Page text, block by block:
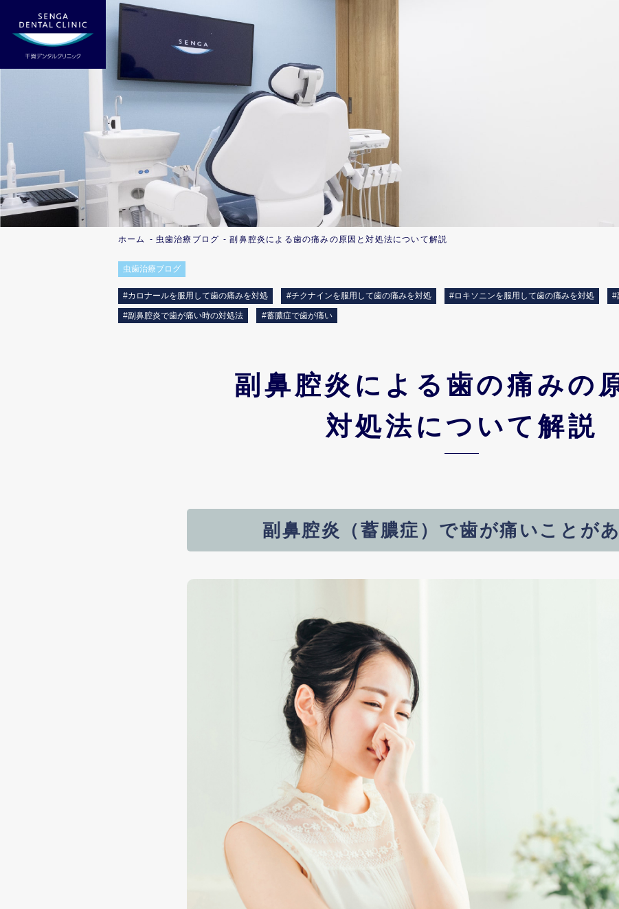
ホーム 虫歯治療ブログ 副鼻腔炎による歯の痛みの原因と対処法について解説
虫歯治療ブログ
#カロナールを服用して歯の痛みを対処 #チクナインを服用して歯の痛みを対処 #ロキソニンを服用して歯の痛みを対処 #
#副鼻腔炎で歯が痛い時の対処法 #蓄膿症で歯が痛い
副鼻腔炎による 歯の痛みの
対処法について解説
副鼻腔炎（蓄膿症）で歯が痛いことが